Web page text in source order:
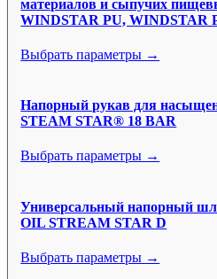
материалов и сыпучих
WINDSTAR PU, WINDSTAR
Выбрать параметры →
Напорный рукав для
STEAM STAR® 18 BAR
Выбрать параметры →
Универсальный напорный
OIL STREAM STAR D
Выбрать параметры →